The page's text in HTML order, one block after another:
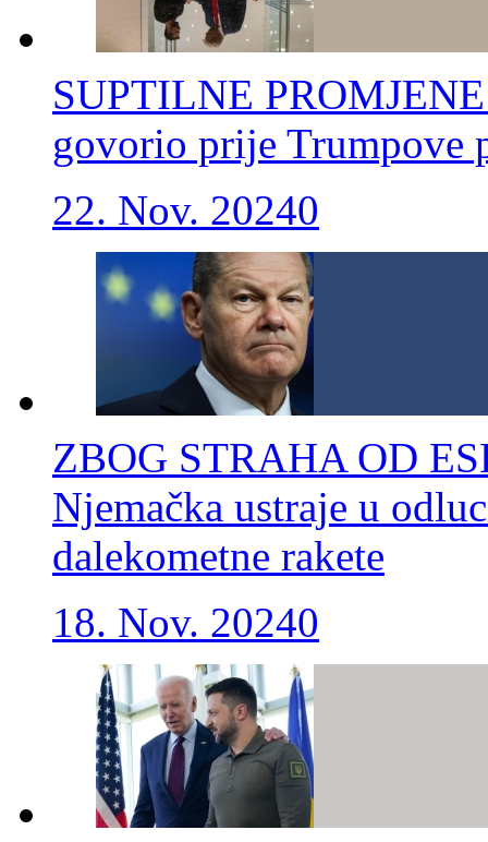
SUPTILNE
govorio prije Trumpove
22. Nov. 20240
ZBOG STRAHA OD
Njemačka ustraje u
dalekometne rakete
18. Nov. 20240